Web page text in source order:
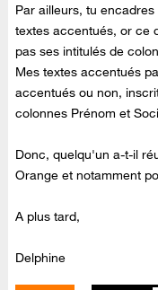
Par ailleurs, tu
textes accentués, or ce
pas ses intitulés de
Mes textes accentués
accentués ou non,
colonnes Prénom et
Donc, quelqu'un a-t-il
Orange et notamment
A plus tard,
Delphine